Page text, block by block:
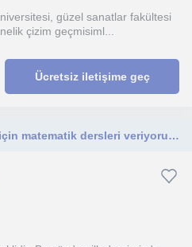
güzel sanatlar fakültesi
çizim geçmisiml...
Ücretsiz iletişime geç
Ortaokul ve lise öğrencileri için matematik dersleri veriyorum. Sınavlar için hız kazandıracak taktikler veriyorum